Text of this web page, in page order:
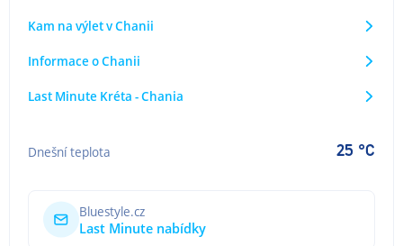
Kam na výlet v Chanii
Informace o Chanii
Last Minute Kréta - Chania
Dnešní teplota 25 °C
Bluestyle.cz
Last Minute nabídky